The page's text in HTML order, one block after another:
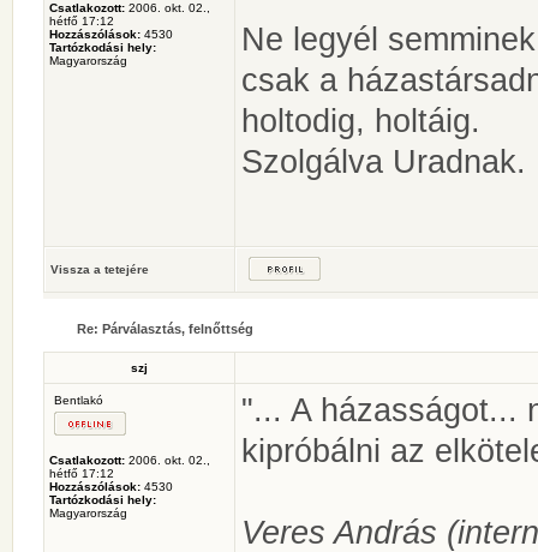
Csatlakozott: 2006. okt. 02.,
hétfő 17:12
Hozzászólások: 4530
Tartózkodási hely:
Magyarország
Ne legyél
csak a
holtodig, holtáig.
Szolgálva Uradnak.
Vissza a tetejére
Re: Párválasztás, felnőttség
szj
Bentlakó
Csatlakozott: 2006. okt. 02.,
hétfő 17:12
Hozzászólások: 4530
Tartózkodási hely:
Magyarország
"... A házasságot...
kipróbálni az
Veres András